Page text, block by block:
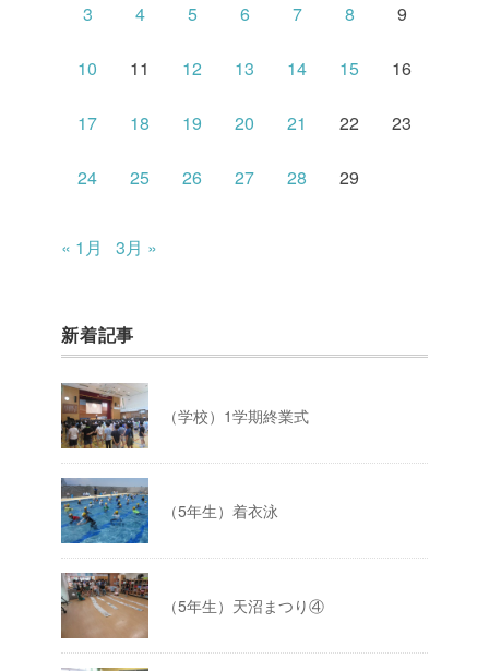
3 4 5 6 7 8 9
10 11 12 13 14 15 16
17 18 19 20 21 22 23
24 25 26 27 28 29
« 1月 3月 »
新着記事
（学校）1学期終業式
（5年生）着衣泳
（5年生）天沼まつり④